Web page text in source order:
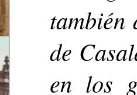
también
de
en los